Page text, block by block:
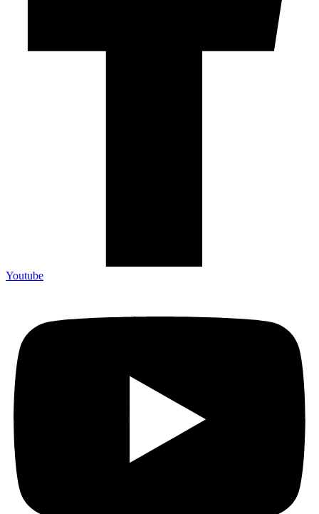
Youtube